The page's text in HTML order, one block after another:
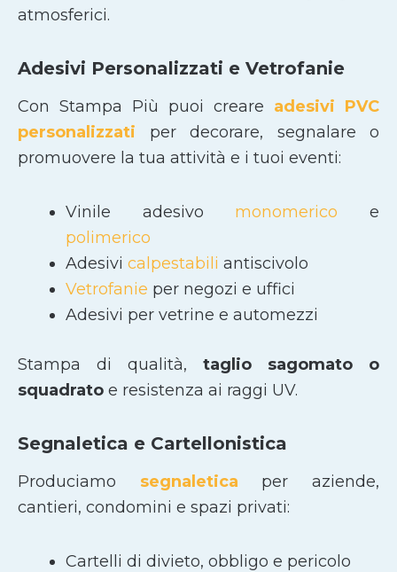
atmosferici.
Adesivi Personalizzati e Vetrofanie
Con Stampa Più puoi creare adesivi PVC
personalizzati per decorare, segnalare o
promuovere la tua attività e i tuoi eventi:
Vinile adesivo monomerico e
polimerico
Adesivi calpestabili antiscivolo
Vetrofanie per negozi e uffici
Adesivi per vetrine e automezzi
Stampa di qualità, taglio sagomato
o
squadrato e resistenza ai raggi UV.
Segnaletica e Cartellonistica
Produciamo segnaletica per aziende,
cantieri, condomini e spazi privati:
Cartelli di divieto, obbligo e pericolo